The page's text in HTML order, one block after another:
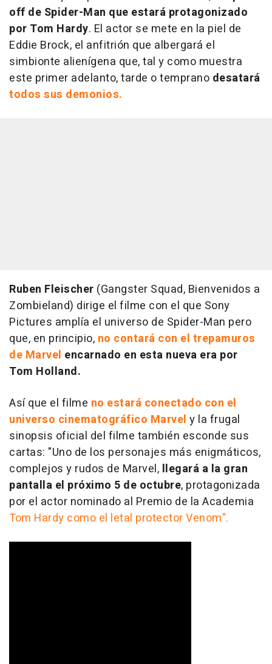
off de Spider-Man que estará protagonizado
por Tom Hardy. El actor se mete en la piel de
Eddie Brock, el anfitrión que albergará el
simbionte alienígena que, tal y como muestra
este primer adelanto, tarde o temprano desatará
todos sus demonios.
Ruben Fleischer (Gangster Squad, Bienvenidos a
Zombieland) dirige el filme con el que Sony
Pictures amplía el universo de Spider-Man pero
que, en principio, no contará con el trepamuros
de Marvel encarnado en esta nueva era por
Tom Holland.
Así que el filme no estará conectado con el
universo cinematográfico Marvel y la frugal
sinopsis oficial del filme también esconde sus
cartas: "Uno de los personajes más enigmáticos,
complejos y rudos de Marvel, llegará a la gran
pantalla el próximo 5 de octubre, protagonizada
por el actor nominado al Premio de la Academia
Tom Hardy como el letal protector Venom".